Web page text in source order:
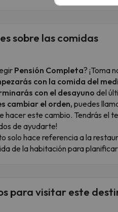
sobre las comidas
Pensión Completa? ¡Toma
con la comida del
con el desayunodel
cambiar el orden,puedes
hacer este cambio. Tendrás el
de ayudarte!
solo hace referencia a la
de la habitación para
para visitar este